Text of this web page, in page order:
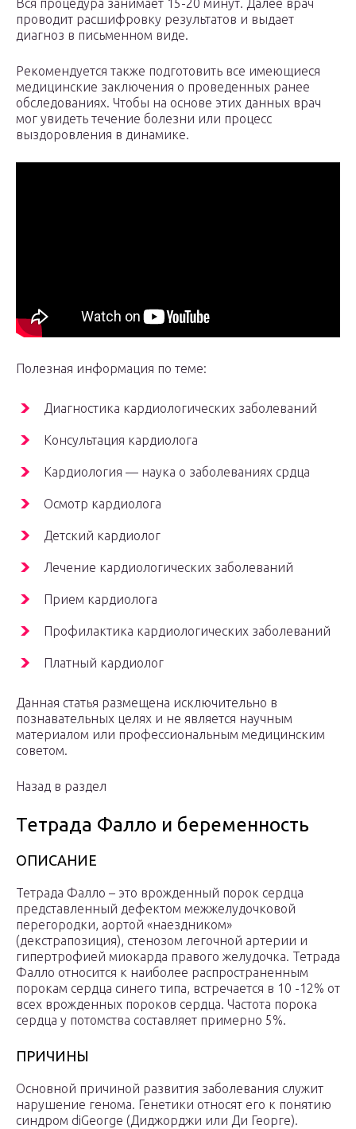
Вся процедура занимает 15-20 минут. Далее врач
проводит расшифровку результатов и выдает
диагноз в письменном виде.
Рекомендуется также подготовить все имеющиеся
медицинские заключения о проведенных ранее
обследованиях. Чтобы на основе этих данных врач
мог увидеть течение болезни или процесс
выздоровления в динамике.
Полезная информация по теме:
Диагностика кардиологических заболеваний
Консультация кардиолога
Кардиология — наука о заболеваниях срдца
Осмотр кардиолога
Детский кардиолог
Лечение кардиологических заболеваний
Прием кардиолога
Профилактика кардиологических заболеваний
Платный кардиолог
Данная статья размещена исключительно в
познавательных целях и не является научным
материалом или профессиональным медицинским
советом.
Назад в раздел
Тетрада Фалло и беременность
ОПИСАНИЕ
Тетрада Фалло – это врожденный порок сердца
представленный дефектом межжелудочковой
перегородки, аортой «наездником»
(декстрапозиция), стенозом легочной артерии и
гипертрофией миокарда правого желудочка. Тетрада
Фалло относится к наиболее распространенным
порокам сердца синего типа, встречается в 10 -12% от
всех врожденных пороков сердца. Частота порока
сердца у потомства составляет примерно 5%.
ПРИЧИНЫ
Основной причиной развития заболевания служит
нарушение генома. Генетики относят его к понятию
синдром diGeorge (Диджорджи или Ди Георге).